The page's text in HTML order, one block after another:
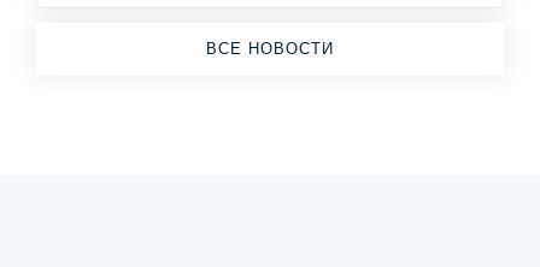
ВСЕ НОВОСТИ